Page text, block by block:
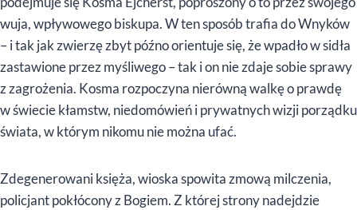
wuja, wpływowego biskupa. W ten sposób trafia do Wnyków
– i tak jak zwierzę zbyt późno orientuje się, że wpadło w sidła
zastawione przez myśliwego – tak i on nie zdaje sobie sprawy
z zagrożenia. Kosma rozpoczyna nierówną walkę o prawdę
w świecie kłamstw, niedomówień i prywatnych wizji porządku
świata, w którym nikomu nie można ufać.
Zdegenerowani księża, wioska spowita zmową milczenia,
policjant pokłócony z Bogiem. Z której strony nadejdzie